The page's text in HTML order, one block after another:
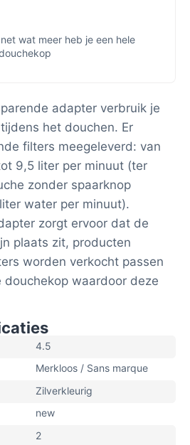
wat meer heb je een hele
adapter verbruik je
het douchen. Er
filters meegeleverd: van
9,5 liter per minuut (ter
zonder spaarknop
water per minuut).
zorgt ervoor dat de
plaats zit, producten
worden verkocht passen
waardoor deze
4.5
Merkloos / Sans marque
Zilverkleurig
new
2